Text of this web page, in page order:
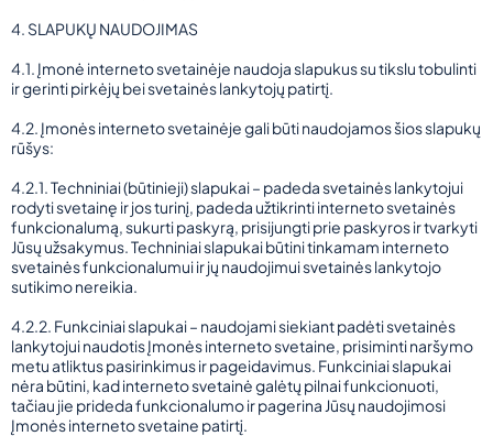
4. SLAPUKŲ NAUDOJIMAS
4.1. Įmonė interneto svetainėje naudoja slapukus su tikslu tobulinti
ir gerinti pirkėjų bei svetainės lankytojų patirtį.
4.2. Įmonės interneto svetainėje gali būti naudojamos šios slapukų
rūšys:
4.2.1. Techniniai (būtinieji) slapukai – padeda svetainės lankytojui
rodyti svetainę ir jos turinį, padeda užtikrinti interneto svetainės
funkcionalumą, sukurti paskyrą, prisijungti prie paskyros ir tvarkyti
Jūsų užsakymus. Techniniai slapukai būtini tinkamam interneto
svetainės funkcionalumui ir jų naudojimui svetainės lankytojo
sutikimo nereikia.
4.2.2. Funkciniai slapukai – naudojami siekiant padėti svetainės
lankytojui naudotis Įmonės interneto svetaine, prisiminti naršymo
metu atliktus pasirinkimus ir pageidavimus. Funkciniai slapukai
nėra būtini, kad interneto svetainė galėtų pilnai funkcionuoti,
tačiau jie prideda funkcionalumo ir pagerina Jūsų naudojimosi
Įmonės interneto svetaine patirtį.